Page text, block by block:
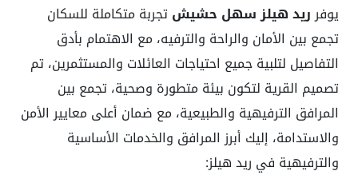
يوفرريد هيلز سهل حشيشتجربة متكاملة للسكان
تجمع بين الأمان والراحة والترفيه، مع الاهتمام بأدق
التفاصيل لتلبية جميع احتياجات العائلات والمستثمرين، تم
تصميم القرية لتكون بيئة متطورة وصحية، تجمع بين
المرافق الترفيهية والطبيعية، مع ضمان أعلى معايير الأمن
والاستدامة، إليك أبرز المرافق والخدمات الأساسية
والترفيهية في ريد هيلز: